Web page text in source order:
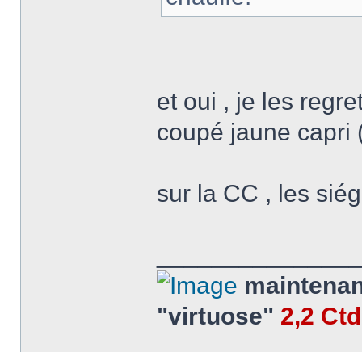
et oui , je les
coupé jaune capri
sur la CC , les
"virtuose" 2,2